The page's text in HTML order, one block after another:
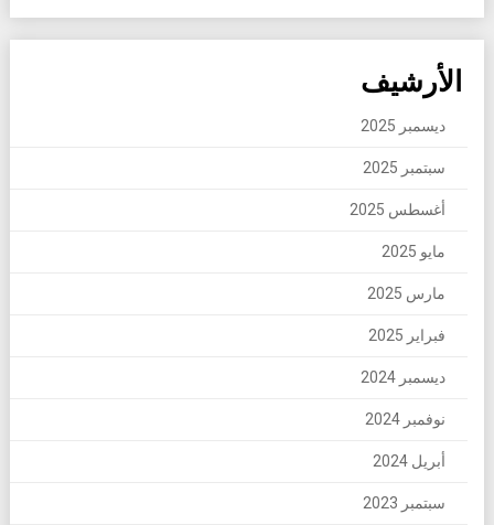
الأرشيف
ديسمبر 2025
سبتمبر 2025
أغسطس 2025
مايو 2025
مارس 2025
فبراير 2025
ديسمبر 2024
نوفمبر 2024
أبريل 2024
سبتمبر 2023